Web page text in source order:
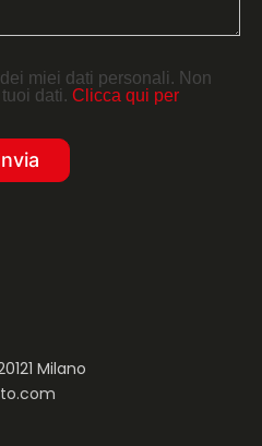
miei dati personali. Non
dati. Clicca qui per
Milano